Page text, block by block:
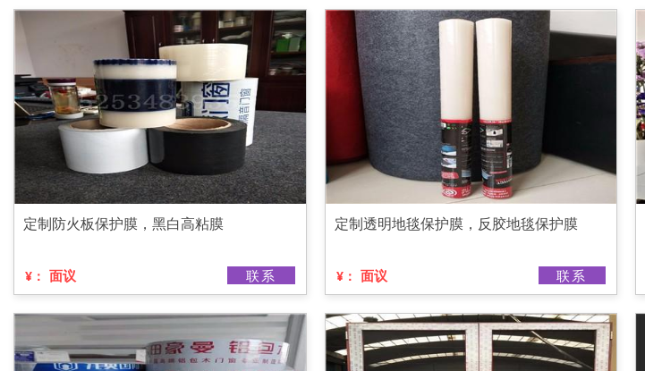
定制防火板保护膜，黑白高粘膜
¥： 面议 联系
定制透明地毯保护膜，反胶地毯保护膜
¥： 面议 联系